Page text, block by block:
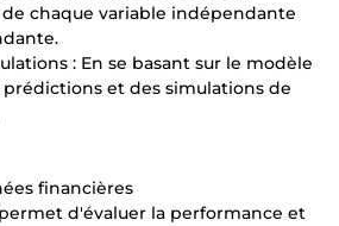
chaque variable indépendante
: En se basant sur le modèle
et des simulations de
financières
d'évaluer la performance et